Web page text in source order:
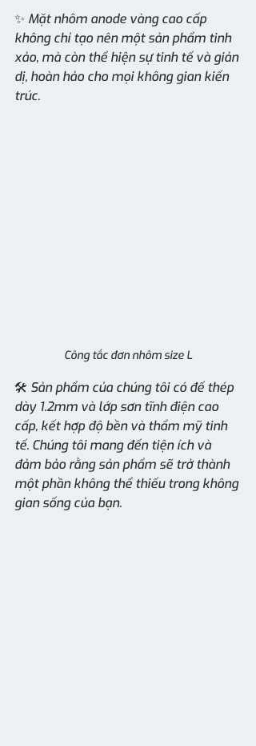
✨ Mặt nhôm anode vàng cao cấp
không chỉ tạo nên một sản phẩm tinh
xảo, mà còn thể hiện sự tinh tế và giản
dị, hoàn hảo cho mọi không gian kiến
trúc.
Công tắc đơn nhôm size L
🛠 Sản phẩm của chúng tôi có đế thép
dày 1.2mm và lớp sơn tĩnh điện cao
cấp, kết hợp độ bền và thẩm mỹ tinh
tế. Chúng tôi mang đến tiện ích và
đảm bảo rằng sản phẩm sẽ trở thành
một phần không thể thiếu trong không
gian sống của bạn.